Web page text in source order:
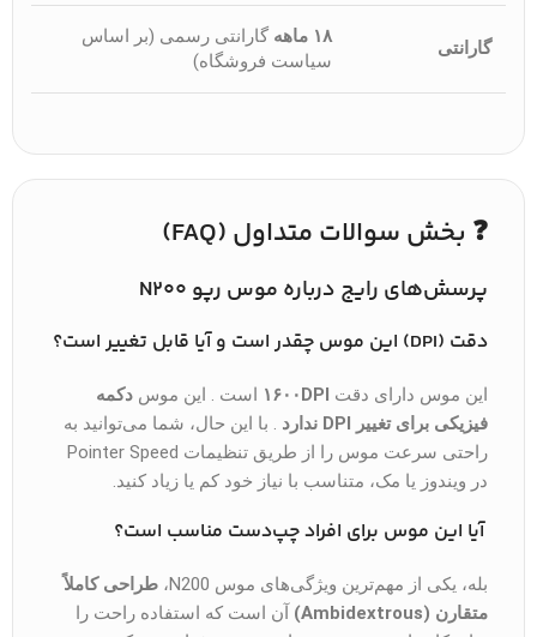
گارانتی
۱۸ ماهه
گارانتی رسمی (بر اساس
سیاست فروشگاه)
❓ بخش سوالات متداول (FAQ)
پرسش‌های رایج درباره موس رپو N200
دقت (DPI) این موس چقدر است و آیا قابل تغییر است؟
این موس دارای دقت ۱۶۰۰DPI است . این موس دکمه
فیزیکی برای تغییر DPI ندارد
. با این حال، شما می‌توانید به
راحتی سرعت موس را از طریق تنظیمات Pointer Speed
در ویندوز یا مک، متناسب با نیاز خود کم یا زیاد کنید.
آیا این موس برای افراد چپ‌دست مناسب است؟
بله، یکی از مهم‌ترین ویژگی‌های موس N200،
طراحی کاملاً
متقارن (Ambidextrous)
آن است که استفاده راحت را